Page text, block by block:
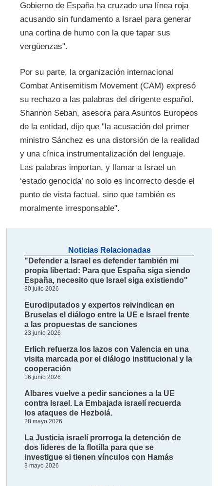
Gobierno de España ha cruzado una línea roja
acusando sin fundamento a Israel para generar
una cortina de humo con la que tapar sus
vergüenzas".
Por su parte, la organización internacional
Combat Antisemitism Movement (CAM) expresó
su rechazo a las palabras del dirigente español.
Shannon Seban, asesora para Asuntos Europeos
de la entidad, dijo que "la acusación del primer
ministro Sánchez es una distorsión de la realidad
y una cínica instrumentalización del lenguaje.
Las palabras importan, y llamar a Israel un
‘estado genocida’ no solo es incorrecto desde el
punto de vista factual, sino que también es
moralmente irresponsable".
Noticias Relacionadas
"Defender a Israel es defender también mi
propia libertad: Para que España siga siendo
España, necesito que Israel siga existiendo"
30 julio 2026
Eurodiputados y expertos reivindican en
Bruselas el diálogo entre la UE e Israel frente
a las propuestas de sanciones
23 junio 2026
Erlich refuerza los lazos con Valencia en una
visita marcada por el diálogo institucional y la
cooperación
16 junio 2026
Albares vuelve a pedir sanciones a la UE
contra Israel. La Embajada israelí recuerda
los ataques de Hezbolá.
28 mayo 2026
La Justicia israelí prorroga la detención de
dos líderes de la flotilla para que se
investigue si tienen vínculos con Hamás
3 mayo 2026